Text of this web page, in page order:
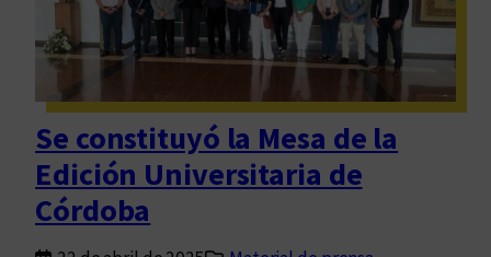
l
e
c
i
n
T
e
r
i
d
a
d
t
i
v
s
d
i
i
Se constituyó la Mesa de la
Edición Universitaria de
Córdoba